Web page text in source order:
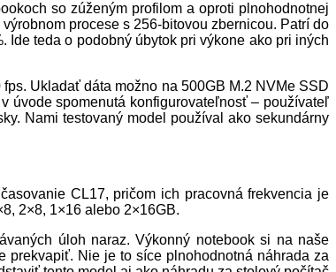
so zúženým profilom a oproti plnohodnotnej
procese s 256-bitovou zbernicou. Patrí do
teda o podobný úbytok pri výkone ako pri iných
Ukladať dáta možno na 500GB M.2 NVMe SSD
úvode spomenutá konfigurovateľnosť – používateľ
Nami testovaný model používal ako sekundárny
CL17, pričom ich pracovná frekvencia je
2×8, 1×16 alebo 2×16GB.
úloh naraz. Výkonný notebook si na naše
prekvapiť. Nie je to síce plnohodnotná náhrada za